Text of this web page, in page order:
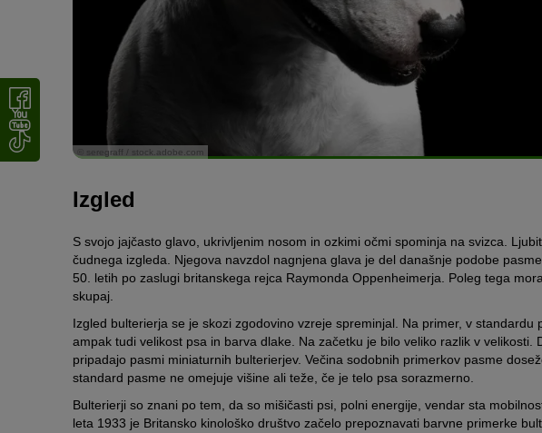
© seregraff / stock.adobe.com
Izgled
S svojo jajčasto glavo, ukrivljenim nosom in ozkimi očmi spominja na svizca.
čudnega izgleda. Njegova navzdol nagnjena glava je del današnje podobe
50. letih po zaslugi britanskega rejca Raymonda Oppenheimerja. Poleg tega
skupaj.
Izgled bulterierja se je skozi zgodovino vzreje spreminjal. Na primer, v standardu
ampak tudi velikost psa in barva dlake. Na začetku je bilo veliko razlik v velikosti.
pripadajo pasmi miniaturnih bulterierjev. Večina sodobnih primerkov pasme
standard pasme ne omejuje višine ali teže, če je telo psa sorazmerno.
Bulterierji so znani po tem, da so mišičasti psi, polni energije, vendar sta
leta 1933 je Britansko kinološko društvo začelo prepoznavati barvne primerke